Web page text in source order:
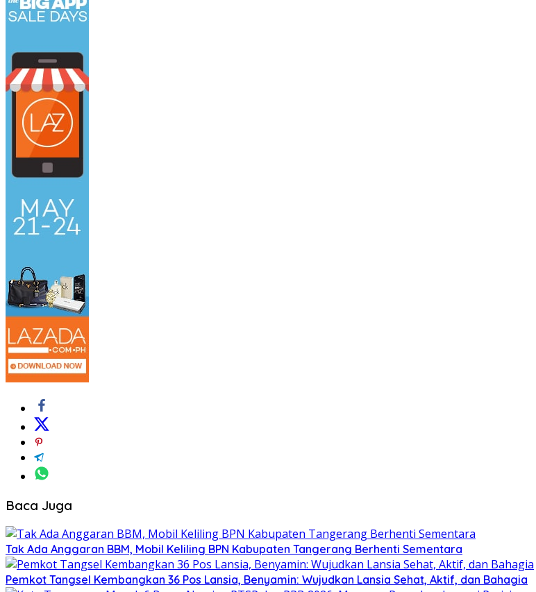
Baca Juga
Tak Ada Anggaran BBM, Mobil Keliling BPN Kabupaten Tangerang Berhenti Sementara
Pemkot Tangsel Kembangkan 36 Pos Lansia, Benyamin: Wujudkan Lansia Sehat, Aktif, dan Bahagia